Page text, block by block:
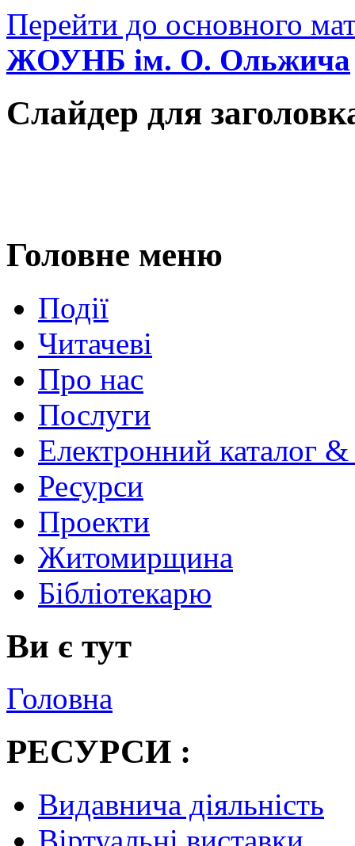
Перейти до основного
ЖОУНБ ім. О. Ольжича
Слайдер для
Головне меню
Події
Читачеві
Про нас
Послуги
Електронний каталог
Ресурси
Проекти
Житомирщина
Бібліотекарю
Ви є тут
Головна
РЕСУРСИ :
Видавнича діяльність